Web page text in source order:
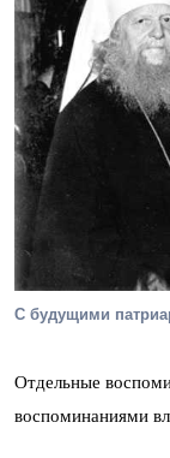
С будущими
Отдельные
воспоминаниями